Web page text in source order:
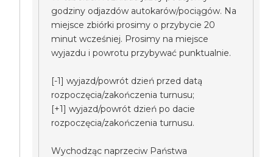
godziny odjazdów autokarów/pociągów. Na
miejsce zbiórki prosimy o przybycie 20
minut wcześniej. Prosimy na miejsce
wyjazdu i powrotu przybywać punktualnie.
[-1] wyjazd/powrót dzień przed datą
rozpoczęcia/zakończenia turnusu;
[+1] wyjazd/powrót dzień po dacie
rozpoczęcia/zakończenia turnusu.
Wychodząc naprzeciw Państwa